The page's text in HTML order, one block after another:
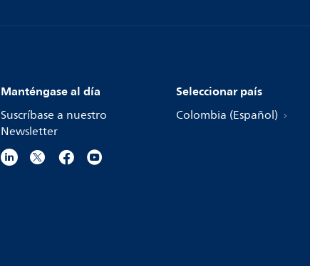
Manténgase al día
Suscríbase a nuestro
Newsletter
Seleccionar país
Colombia (Español)